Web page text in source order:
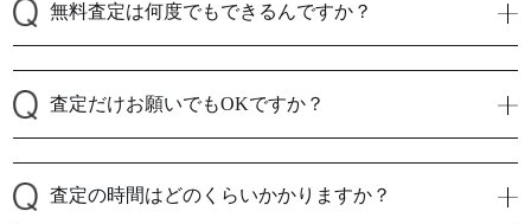
無料査定は何度でもできるんですか？
査定だけお願いでもOKですか？
査定の時間はどのくらいかかりますか？